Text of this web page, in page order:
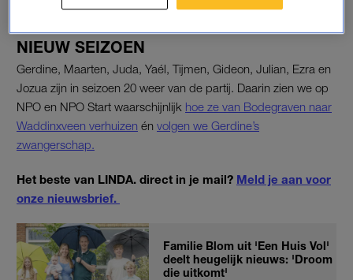
NIEUW SEIZOEN
Gerdine, Maarten, Juda, Yaél, Tijmen, Gideon, Julian, Ezra en
Jozua zijn in seizoen 20 weer van de partij. Daarin zien we op
NPO en NPO Start waarschijnlijk hoe ze van Bodegraven naar
Waddinxveen verhuizen én volgen we Gerdine’s
zwangerschap.
Het beste van LINDA. direct in je mail? Meld je aan voor
onze nieuwsbrief.
Familie Blom uit 'Een Huis Vol'
deelt heugelijk nieuws: 'Droom
die uitkomt'